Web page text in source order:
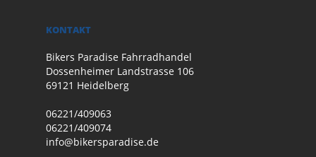
KONTAKT
Bikers Paradise Fahrradhandel
Dossenheimer Landstrasse 106
69121 Heidelberg
06221/409063
06221/409074
info@bikersparadise.de